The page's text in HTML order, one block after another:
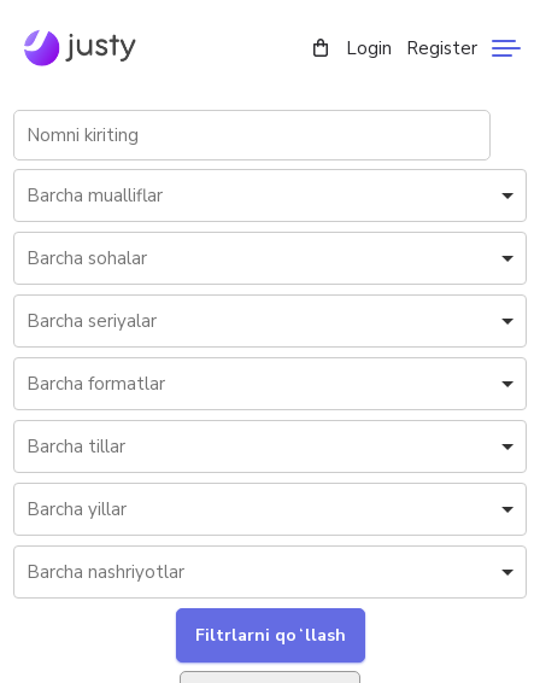
Login Register